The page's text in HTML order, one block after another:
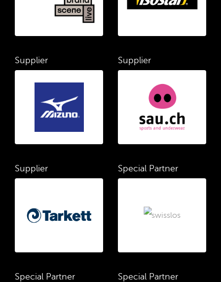
Supplier Supplier
Supplier Special Partner
Special Partner Special Partner